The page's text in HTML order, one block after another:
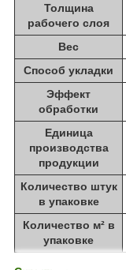
Толщина
рабочего слоя
Вес
Способ укладки
Эффект
обработки
Единица
производства
продукции
Количество штук
в упаковке
Количество м² в
упаковке